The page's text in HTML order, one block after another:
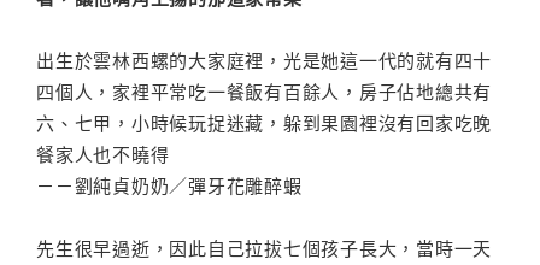
出生於雲林西螺的大家庭裡，光是她這一代的就有四十
四個人，家裡平常吃一餐飯有百餘人，房子佔地總共有
六、七甲，小時候玩捉迷藏，躲到果園裡沒有回家吃晚
餐家人也不曉得
－－劉純貞奶奶／彈牙花雕醉蝦
先生很早過逝，因此自己拉拔七個孩子長大，當時一天